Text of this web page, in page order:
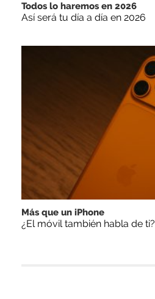
Todos lo haremos en 2026
Así será tu día a día en 2026
Más que un iPhone
¿El móvil también habla de ti?